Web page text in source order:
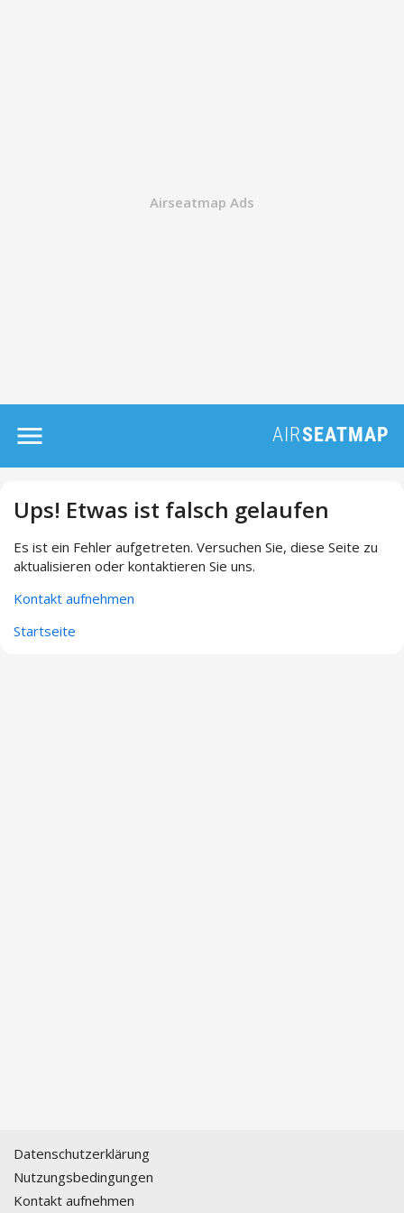
Ups! Etwas ist falsch gelaufen
Es ist ein Fehler aufgetreten. Versuchen Sie, diese Seite zu
aktualisieren oder kontaktieren Sie uns.
Kontakt aufnehmen
Startseite
Datenschutzerklärung
Nutzungsbedingungen
Kontakt aufnehmen